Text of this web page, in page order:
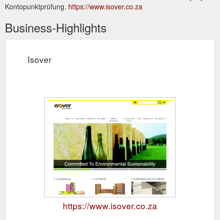
Kontopunktprüfung. https://www.isover.co.za
Business-Highlights
Isover
https://www.isover.co.za